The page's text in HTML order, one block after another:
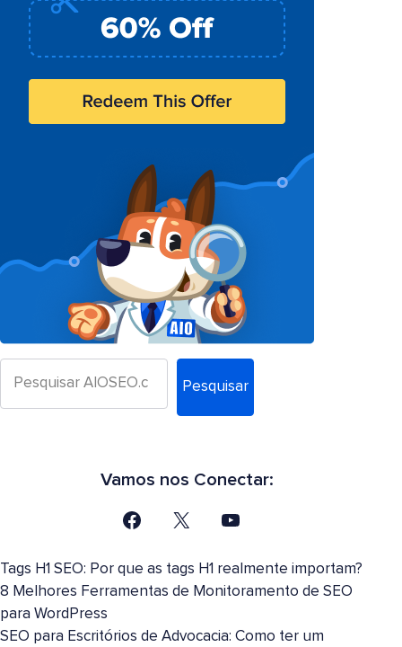
Pesquisar
Vamos nos Conectar:
Tags H1 SEO: Por que as tags H1 realmente importam?
8 Melhores Ferramentas de Monitoramento de SEO
para WordPress
SEO para Escritórios de Advocacia: Como ter um